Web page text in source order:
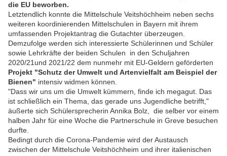
die EU beworben.
Letztendlich konnte die Mittelschule Veitshöchheim neben sechs
weiteren koordinierenden Mittelschulen in Bayern mit ihrem
umfassenden Projektantrag die Gutachter überzeugen.
Demzufolge werden sich interessierte Schülerinnen und Schüler
sowie Lehrkräfte der beiden Schulen in den Schuljahren
2020/21und 2021/22 dem nunmehr mit EU-Geldern geförderten
Projekt "Schutz der Umwelt und Artenvielfalt am Beispiel der
Bienen" intensiv widmen können.
"Dass wir uns um die Umwelt kümmern, finde ich megagut. Das
ist schließlich ein Thema, das gerade uns Jugendliche betrifft,"
äußerte sich Schülersprecherin Annika Bolz, die selber vor einem
halben Jahr für eine Woche die Partnerschule in Greve besuchen
durfte.
Bedingt durch die Corona-Pandemie wird der Austausch
zwischen der Mittelschule Veitshöchheim und ihrer italienischen